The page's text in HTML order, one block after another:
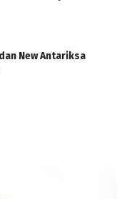
New Antariksa